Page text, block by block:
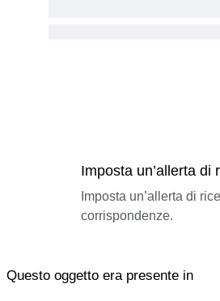
Imposta un’allerta di
Imposta un’allerta di
corrispondenze.
Questo oggetto era presente in